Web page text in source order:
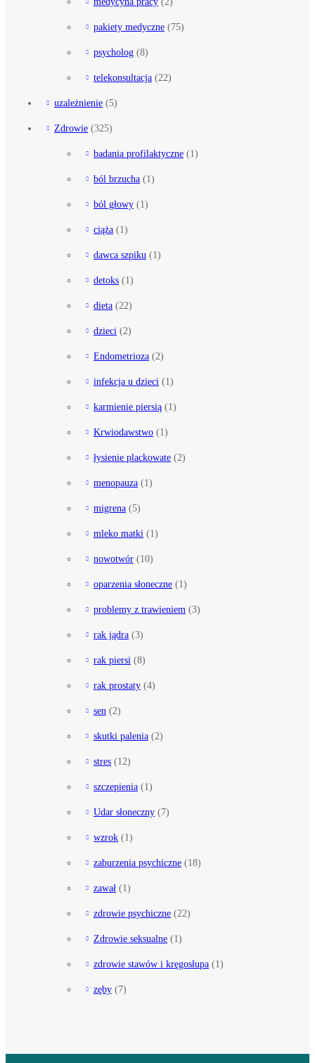
pakiety medyczne (75)
psycholog (8)
telekonsultacja (22)
uzależnienie (5)
Zdrowie (325)
badania profilaktyczne (1)
ból brzucha (1)
ból głowy (1)
ciąża (1)
dawca szpiku (1)
detoks (1)
dieta (22)
dzieci (2)
Endometrioza (2)
infekcja u dzieci (1)
karmienie piersią (1)
Krwiodawstwo (1)
łysienie plackowate (2)
menopauza (1)
migrena (5)
mleko matki (1)
nowotwór (10)
oparzenia słoneczne (1)
problemy z trawieniem (3)
rak jądra (3)
rak piersi (8)
rak prostaty (4)
sen (2)
skutki palenia (2)
stres (12)
szczepienia (1)
Udar słoneczny (7)
wzrok (1)
zaburzenia psychiczne (18)
zawał (1)
zdrowie psychiczne (22)
Zdrowie seksualne (1)
zdrowie stawów i kręgosłupa (1)
zęby (7)